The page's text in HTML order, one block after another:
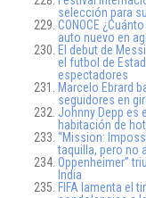
selección para
CONOCE
auto nuevo en
El debut de
el futbol de
espectadores
Marcelo Ebrard
seguidores en
Johnny Depp es
habitación de
“Mission:
taquilla, pero no
Oppenheimer”
India
FIFA lamenta el